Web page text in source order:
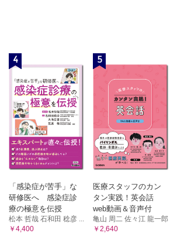
4
「感染症が苦手」な
研修医へ 感染症診
療の極意を伝授
松本 哲哉 石和田 稔彦 ...
￥4,400
5
医療スタッフのカン
タン実践！英会話
web動画＆音声付
亀山 周二 佐々江 龍一郎
￥2,640